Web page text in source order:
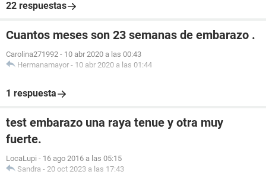
22 respuestas
Cuantos meses son 23 semanas de embarazo .
Carolina271992 - 10 abr 2020 a las 00:43
Hermanamayor - 10 abr 2020 a las 01:44
1 respuesta
test embarazo una raya tenue y otra muy
fuerte.
LocaLupi - 16 ago 2016 a las 05:15
Sandra - 20 oct 2023 a las 17:43